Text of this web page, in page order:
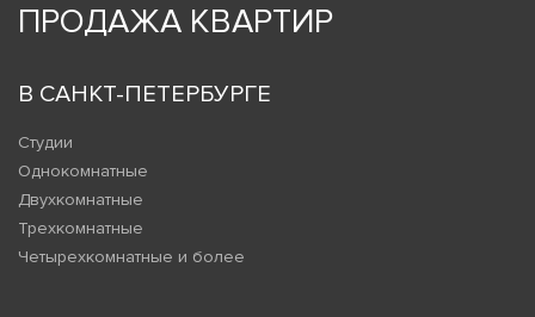
ПРОДАЖА КВАРТИР
В САНКТ-ПЕТЕРБУРГЕ
Студии
Однокомнатные
Двухкомнатные
Трехкомнатные
Четырехкомнатные и более